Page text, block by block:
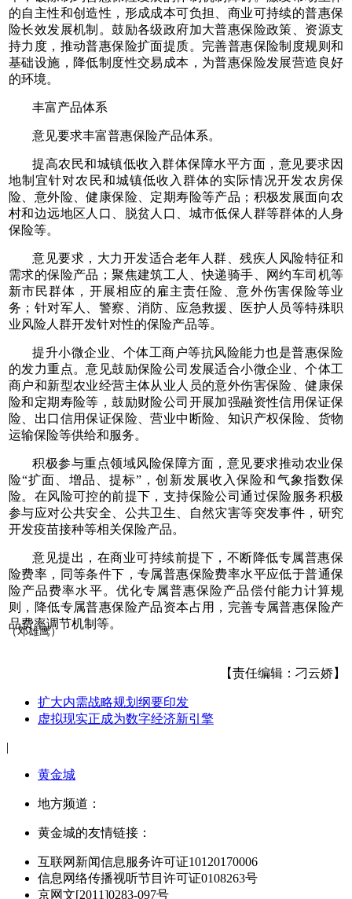
的自主性和创造性，形成成本可负担、商业可持续的普惠保
险长效发展机制。鼓励各级政府加大普惠保险政策、资源支
持力度，推动普惠保险扩面提质。完善普惠保险制度规则和
基础设施，降低制度性交易成本，为普惠保险发展营造良好
的环境。
丰富产品体系
意见要求丰富普惠保险产品体系。
提高农民和城镇低收入群体保障水平方面，意见要求因
地制宜针对农民和城镇低收入群体的实际情况开发农房保
险、意外险、健康保险、定期寿险等产品；积极发展面向农
村和边远地区人口、脱贫人口、城市低保人群等群体的人身
保险等。
意见要求，大力开发适合老年人群、残疾人风险特征和
需求的保险产品；聚焦建筑工人、快递骑手、网约车司机等
新市民群体，开展相应的雇主责任险、意外伤害保险等业
务；针对军人、警察、消防、应急救援、医护人员等特殊职
业风险人群开发针对性的保险产品等。
提升小微企业、个体工商户等抗风险能力也是普惠保险
的发力重点。意见鼓励保险公司发展适合小微企业、个体工
商户和新型农业经营主体从业人员的意外伤害保险、健康保
险和定期寿险等，鼓励财险公司开展加强融资性信用保证保
险、出口信用保证保险、营业中断险、知识产权保险、货物
运输保险等供给和服务。
积极参与重点领域风险保障方面，意见要求推动农业保
险“扩面、增品、提标”，创新发展收入保险和气象指数保
险。在风险可控的前提下，支持保险公司通过保险服务积极
参与应对公共安全、公共卫生、自然灾害等突发事件，研究
开发疫苗接种等相关保险产品。
意见提出，在商业可持续前提下，不断降低专属普惠保
险费率，同等条件下，专属普惠保险费率水平应低于普通保
险产品费率水平。优化专属普惠保险产品偿付能力计算规
则，降低专属普惠保险产品资本占用，完善专属普惠保险产
品费率调节机制等。
（邓雄鹰）
【责任编辑：刁云娇】
扩大内需战略规划纲要印发
虚拟现实正成为数字经济新引擎
|
黄金城
地方频道：
黄金城的友情链接：
互联网新闻信息服务许可证10120170006
信息网络传播视听节目许可证0108263号
京网文[2011]0283-097号